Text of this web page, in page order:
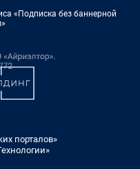
«Подписка без баннерной
порталов»